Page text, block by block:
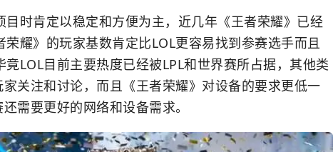
目时肯定以稳定和方便为主，近几年《王者荣耀》已经
耀》的玩家基数肯定比LOL更容易找到参赛选手而且
LOL目前主要热度已经被LPL和世界赛所占据，其他类
关注和讨论，而且《王者荣耀》对设备的要求更低一
需要更好的网络和设备需求。